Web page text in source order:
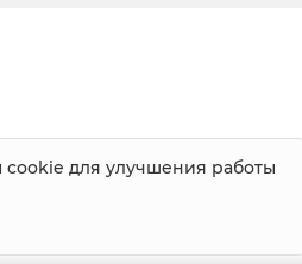
для улучшения работы